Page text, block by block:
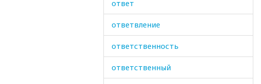
ответ
ответвление
ответственность
ответственный